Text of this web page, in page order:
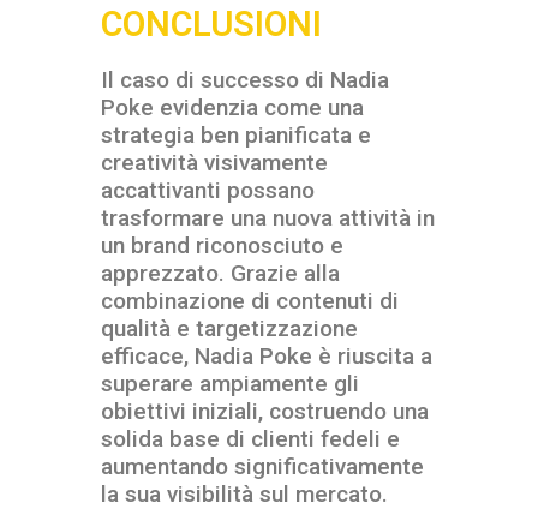
CONCLUSIONI
Il caso di successo di Nadia
Poke evidenzia come una
strategia ben pianificata e
creatività visivamente
accattivanti possano
trasformare una nuova attività in
un brand riconosciuto e
apprezzato. Grazie alla
combinazione di contenuti di
qualità e targetizzazione
efficace, Nadia Poke è riuscita a
superare ampiamente gli
obiettivi iniziali, costruendo una
solida base di clienti fedeli e
aumentando significativamente
la sua visibilità sul mercato.